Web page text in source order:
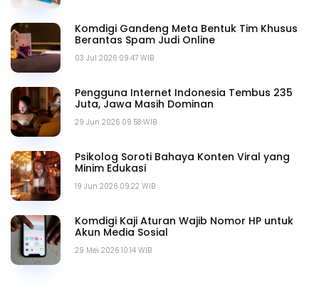
03 Jul 2026 09.47 WIB
Komdigi Gandeng Meta Bentuk Tim Khusus
Berantas Spam Judi Online
29 Jun 2026 09.58 WIB
Pengguna Internet Indonesia Tembus 235
Juta, Jawa Masih Dominan
19 Jun 2026 09.22 WIB
Psikolog Soroti Bahaya Konten Viral yang
Minim Edukasi
29 Mei 2026 10.14 WIB
Komdigi Kaji Aturan Wajib Nomor HP untuk
Akun Media Sosial